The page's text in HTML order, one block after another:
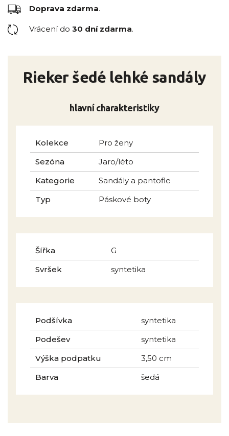
Doprava zdarma.
Vrácení do 30 dní zdarma.
Rieker šedé lehké sandály
hlavní charakteristiky
Kolekce
Pro ženy
Sezóna
Jaro/léto
Kategorie
Sandály a pantofle
Typ
Páskové boty
Šířka
G
Svršek
syntetika
Podšívka
syntetika
Podešev
syntetika
Výška podpatku
3,50 cm
Barva
šedá